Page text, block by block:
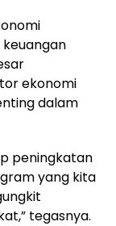
ekonomi
dalam
peningkatan
yang kita
tegasnya.